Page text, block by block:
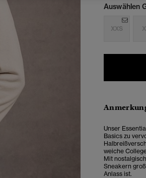
Auswählen
XXS
Unser
Basics zu
weiche
Mit
Sneakern
Anlass ist.